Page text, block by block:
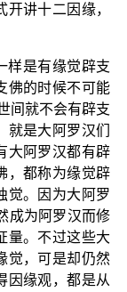
讲十二因缘，
样是有缘觉辟支
佛的时候不可能
间就不会有辟支
是大阿罗汉们
大阿罗汉都有辟
，都称为缘觉辟
觉。因为大阿罗
成为阿罗汉而修
量。不过这些大
觉，可是却仍然
因缘观，都是从